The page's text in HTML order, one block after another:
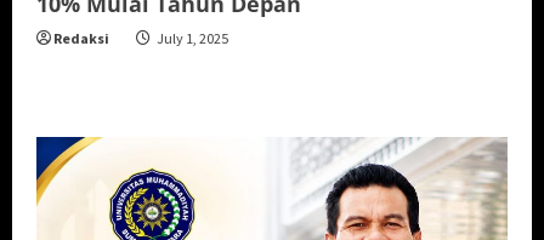
Redaksi July 1, 2025